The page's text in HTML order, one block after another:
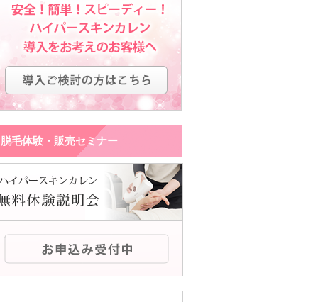
脱毛体験・販売セミナー